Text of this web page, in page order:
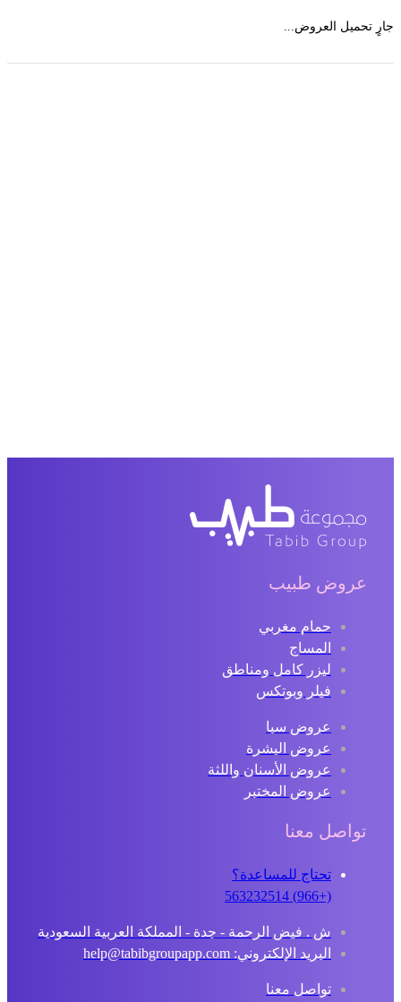
تحميل العروض...
عروض طبيب
حمام مغربي
المساج
ليزر كامل ومناطق
فيلر وبوتكس
عروض سبا
عروض البشرة
عروض الأسنان واللثة
عروض المختبر
تواصل معنا
تحتاج للمساعدة؟
ش . فيض الرحمة - جدة - المملكة العربية السعودية
البريد الإلكتروني: help@tabibgroupapp.com
تواصل معنا